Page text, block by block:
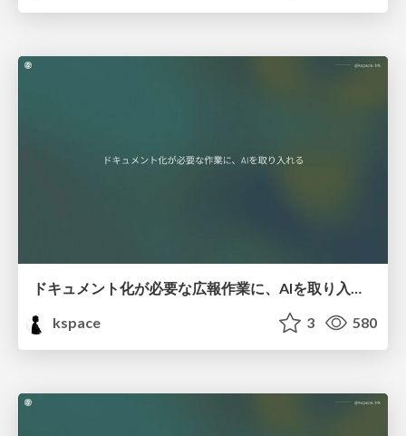
ドキュメント化が必要な広報作業に、AIを取り入れる
kspace
3 580